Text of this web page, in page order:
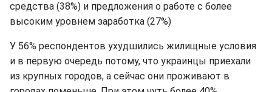
средства (38%) и предложения о работе с более
высоким уровнем заработка (27%)
У 56% респондентов ухудшились жилищные условия
и в первую очередь потому, что украинцы приехали
из крупных городов, а сейчас они проживают в